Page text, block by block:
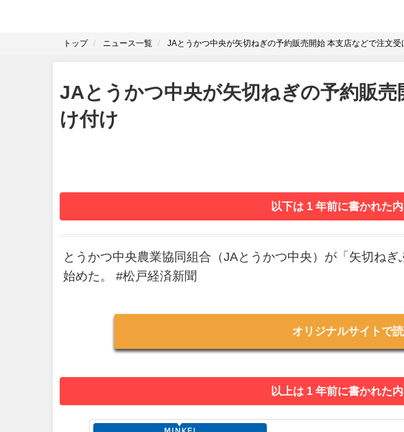
トップ ニュース一覧 JAとうかつ中央が矢切ねぎの予約販売開始 本支店などで注文受
JAとうかつ中央が矢切ねぎの予約販
け付け
以下は 1 年前に書かれた
とうかつ中央農業協同組合（JAとうかつ中央）が「矢切ね
始めた。 #松戸経済新聞
オリジナルサイトで
以上は 1 年前に書かれた